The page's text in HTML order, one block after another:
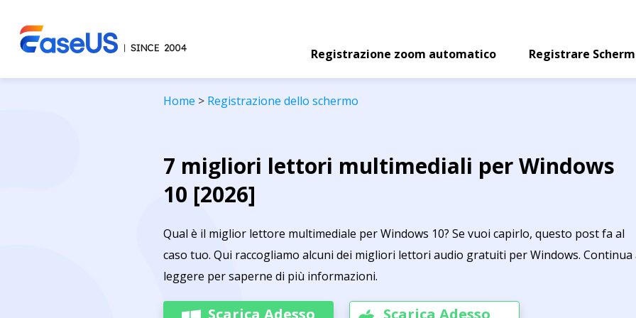
Registrazione zoom automatico Registrare
Home > Registrazione dello schermo
7 migliori lettori multimediali per Windows
10 [2026]
Qual è il miglior lettore multimediale per Windows 10? Se vuoi capirlo, questo post fa al
caso tuo. Qui raccogliamo alcuni dei migliori lettori audio gratuiti per Windows. Continua
leggere per saperne di più informazioni.
Scarica Adesso Scarica Adesso